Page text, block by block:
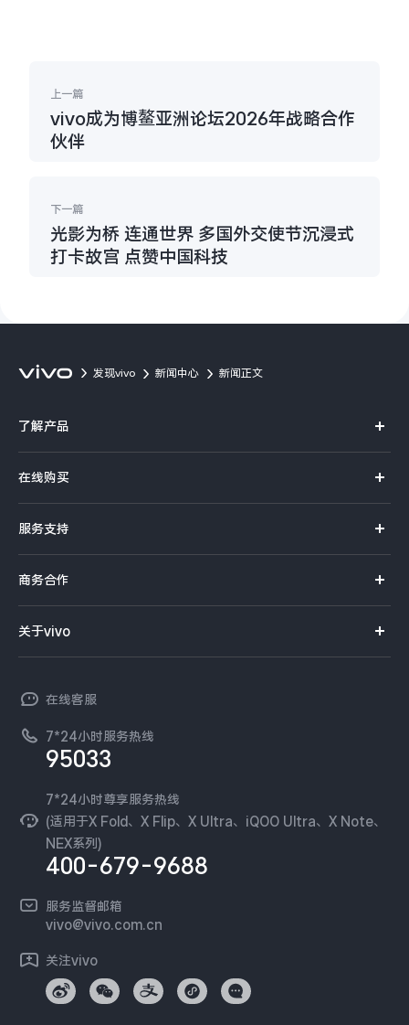
上一篇
vivo成为博鳌亚洲论坛2026年战略合作
伙伴
下一篇
光影为桥 连通世界 多国外交使节沉浸式
打卡故宫 点赞中国科技
发现vivo 新闻中心 新闻正文
了解产品
S系列
Y系列
iQOO手机
T系列
NEX系列
在线购买
选购手机
选购配件
订单查询
服务支持
服务网点
查找手机
环保回收
安全公告
服务隐私政策
Log还原LUTs下载
vivo 办公套件
商务合作
开放平台
vivo 企业业务
廉正合规
国补营业执照
无线电发射设备销售备案
关于vivo
工作机会
新闻资讯
可持续发展
vivo 蔡司影像
开发者社区
在线客服
7*24小时服务热线
95033
7*24小时尊享服务热线
(适用于X Fold、X Flip、X Ultra、iQOO Ultra、X Note、
NEX系列)
400-679-9688
服务监督邮箱
vivo@vivo.com.cn
关注vivo